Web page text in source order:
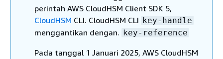
perintah AWS CloudHSM Client SDK 5,
CloudHSM CLI. CloudHSM CLI key-handle
menggantikan dengan. key-reference
Pada tanggal 1 Januari 2025, AWS CloudHSM